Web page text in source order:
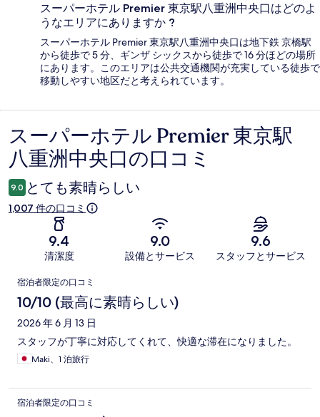
スーパーホテル Premier 東京駅八重洲中央口はどのよ
うなエリアにありますか ?
スーパーホテル Premier 東京駅八重洲中央口は地下鉄 京橋駅
から徒歩で 5 分、ギンザ シックスから徒歩で 16 分ほどの場所
にあります。このエリアは公共交通機関が充実している徒歩で
移動しやすい地区だと考えられています。
口
コ
ミ
スーパーホテル Premier 東京駅
八重洲中央口の口コミ
9.0 とても素晴らしい
1,007 件の口コミ
9.4
清潔度
9.0
設備とサービス
9.6
スタッフとサービス
口
コ
ミ
宿泊者限定の口コミ
10/10 (最高に素晴らしい)
2026 年 6 月 13 日
スタッフが丁寧に対応してくれて、快適な滞在になりました。
Maki、1 泊旅行
宿泊者限定の口コミ